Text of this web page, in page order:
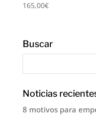
165,00€
Buscar
Noticias
8 motivos para